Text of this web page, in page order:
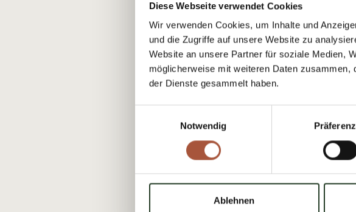
Diese Webseite verwendet Cookies
Wir verwenden Cookies, um Inhalte und
und die Zugriffe auf unsere Website zu
Website an unsere Partner für soziale Medien,
möglicherweise mit weiteren Daten
der Dienste gesammelt haben.
Notwendig
Ablehnen